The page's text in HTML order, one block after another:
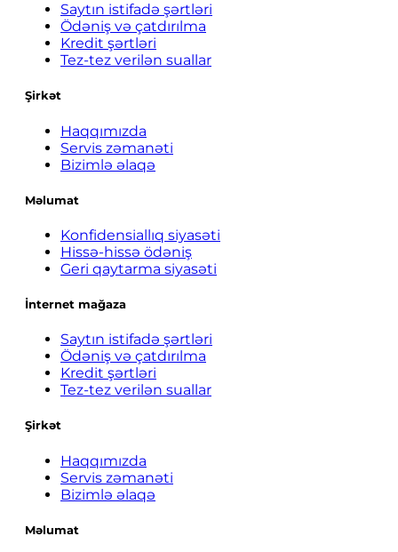
Saytın istifadə şərtləri
Ödəniş və çatdırılma
Kredit şərtləri
Tez-tez verilən suallar
Şirkət
Haqqımızda
Servis zəmanəti
Bizimlə əlaqə
Məlumat
Konfidensiallıq siyasəti
Hissə-hissə ödəniş
Geri qaytarma siyasəti
İnternet mağaza
Saytın istifadə şərtləri
Ödəniş və çatdırılma
Kredit şərtləri
Tez-tez verilən suallar
Şirkət
Haqqımızda
Servis zəmanəti
Bizimlə əlaqə
Məlumat